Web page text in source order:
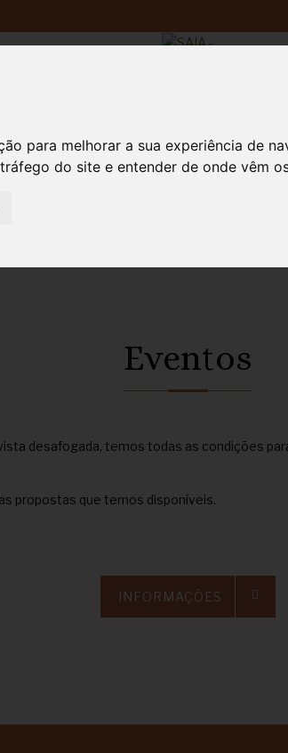
para melhorar a sua experiência de
do site e entender de onde vêm
Eventos
desafogada, temos todas as condições
propostas que temos disponíveis.
INFORMAÇÕES